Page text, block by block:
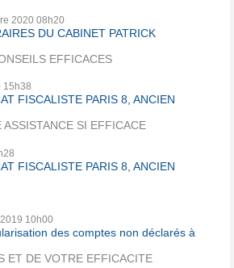
2020 08h20
DU CABINET PATRICK
EFFICACES
15h38
FISCALISTE PARIS 8, ANCIEN
SI EFFICACE
FISCALISTE PARIS 8, ANCIEN
10h00
des comptes non déclarés à
ET DE VOTRE EFFICACITE